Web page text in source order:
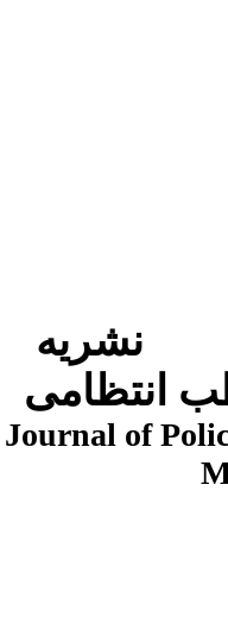
انتظامی
Journal of